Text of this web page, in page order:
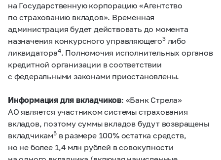
на Государственную корпорацию «Агентство
по страхованию вкладов». Временная
администрация будет действовать до момента
назначения конкурсного управляющего3либо
ликвидатора4. Полномочия исполнительных органов
кредитной организации в соответствии
с федеральными законами приостановлены.
Информация для вкладчиков: «Банк Стрела»
АО является участником системы страхования
вкладов, поэтому суммы вкладов будут возвращены
вкладчикам5в размере 100% остатка средств,
но не более 1,4 млн рублей в совокупности